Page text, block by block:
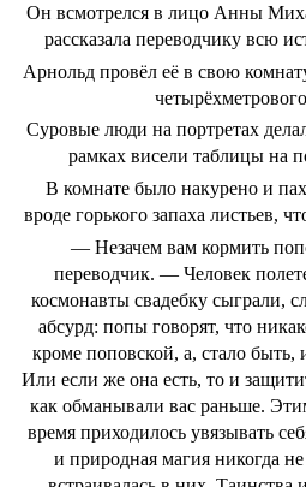
Он всмотрелся в лицо Анны
рассказала переводчику всю
Арнольд провёл её в свою
Суровые люди на портретах
рамках висели таблицы на
В комнате было накурено и
вроде горького запаха листьев,
— Незачем вам кормить
переводчик. — Человек
космонавты свадебку сыграли,
абсурд: попы говорят, что
кроме поповской, а, стало быть,
Или если же она есть, то и
как обманывали вас раньше.
время приходилось увязывать
и природная магия никогда не